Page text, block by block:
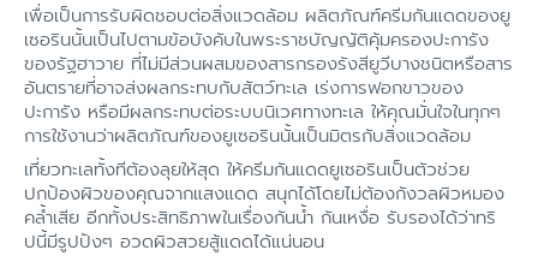
เพื่อเป็นการรับผิดชอบต่อสิ่งแวดล้อม ผลิตภัณฑ์ครีมกันแดดของยู
เซอรินนั้นเป็นไปตามข้อบังคับในพระราชบัญญัติคุ้มครองปะการัง
ของรัฐฮาวาย ที่ไม่มีส่วนผสมของสารกรองรังสียูวีบางชนิตหรือสาร
อันตรายที่อาจส่งผลกระทบกับสัตว์ทะเล เร่งการฟอกขาวของ
ปะการัง หรือมีผลกระทบต่อระบบนิเวศทางทะเล ให้คุณมั่นใจในทุกๆ
การใช้งานว่าผลิตภัณฑ์ของยูเซอรินนั้นเป็นมิตรกับสิ่งแวดล้อม
เที่ยวทะเลทั้งทีต้องลุยให้สุด ให้ครีมกันแดดยูเซอรินเป็นตัวช่วย
ปกป้องผิวของคุณจากแสงแดด สนุกได้โดยไม่ต้องกังวลผิวหมอง
คล้ำเสีย อีกทั้งประสิทธิภาพในเรื่องกันน้ำ กันเหงื่อ รับรองได้ว่าทริ
ปนี้มีรูปปังๆ อวดผิวสวยสู้แดดได้แน่นอน